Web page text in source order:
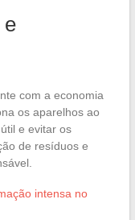
e
com a economia
os aparelhos ao
e evitar os
de resíduos e
intensa no